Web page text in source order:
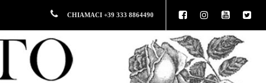
CHIAMACI +39 333 8864490